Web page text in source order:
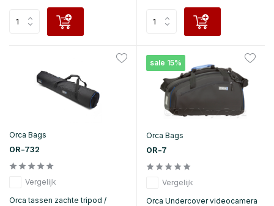
Orca Bags
OR-732
Vergelijk
Orca tassen zachte tripod /
sale 15%
Orca Bags
OR-7
Vergelijk
Orca Undercover videocamera